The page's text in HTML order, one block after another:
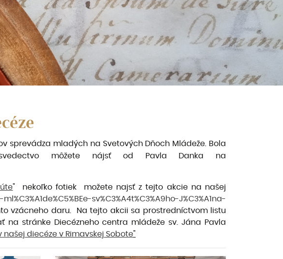
sprevádza mladých na Svetových Dňoch Mládeže. Bola
môžete nájsť od Pavla Danka na
" nekoľko fotiek možete najsť z tejto akcie na našej
sv%C3%A4t%C3%A9ho-J%C3%A1na-
vzácneho daru. Na tejto akcii sa prostredníctvom listu
stránke Diecézneho centra mládeže sv. Jána Pavla
našej diecéze v Rimavskej Sobote"